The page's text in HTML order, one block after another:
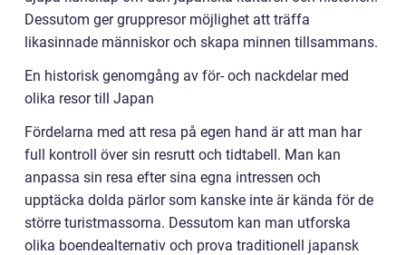
Dessutom ger gruppresor möjlighet att träffa
likasinnade människor och skapa minnen tillsammans.
En historisk genomgång av för- och nackdelar med
olika resor till Japan
Fördelarna med att resa på egen hand är att man har
full kontroll över sin resrutt och tidtabell. Man kan
anpassa sin resa efter sina egna intressen och
upptäcka dolda pärlor som kanske inte är kända för de
större turistmassorna. Dessutom kan man utforska
olika boendealternativ och prova traditionell japansk